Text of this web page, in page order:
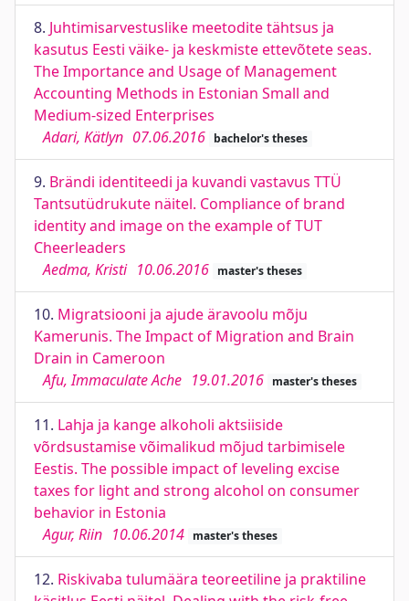
8. Juhtimisarvestuslike meetodite tähtsus ja
kasutus Eesti väike- ja keskmiste ettevõtete seas.
The Importance and Usage of Management
Accounting Methods in Estonian Small and
Medium-sized Enterprises
Adari, Kätlyn 07.06.2016 bachelor's theses
9. Brändi identiteedi ja kuvandi vastavus TTÜ
Tantsutüdrukute näitel. Compliance of brand
identity and image on the example of TUT
Cheerleaders
Aedma, Kristi 10.06.2016 master's theses
10. Migratsiooni ja ajude äravoolu mõju
Kamerunis. The Impact of Migration and Brain
Drain in Cameroon
Afu, Immaculate Ache 19.01.2016 master's theses
11. Lahja ja kange alkoholi aktsiiside
võrdsustamise võimalikud mõjud tarbimisele
Eestis. The possible impact of leveling excise
taxes for light and strong alcohol on consumer
behavior in Estonia
Agur, Riin 10.06.2014 master's theses
12. Riskivaba tulumäära teoreetiline ja praktiline